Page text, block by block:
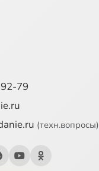
79
(техн.вопросы)